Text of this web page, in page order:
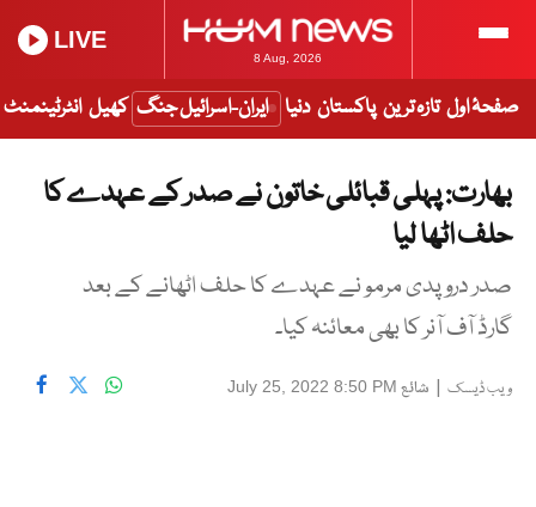
8 Aug, 2026
LIVE
صفحۂ اول تازہ ترین پاکستان دنیا ایران-اسرائیل جنگ کھیل انٹرٹینمنٹ
بھارت: پہلی قبائلی خاتون نے صدر کے عہدے کا
حلف اٹھا لیا
صدر دروپدی مرمو نے عہدے کا حلف اٹھانے کے بعد
گارڈ آف آنر کا بھی معائنہ کیا۔
ویب ڈیسک | شائع July 25, 2022 8:50 PM